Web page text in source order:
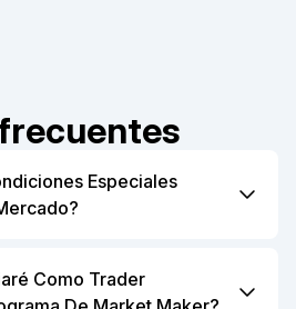
Especiales
makers en función de
Como Trader